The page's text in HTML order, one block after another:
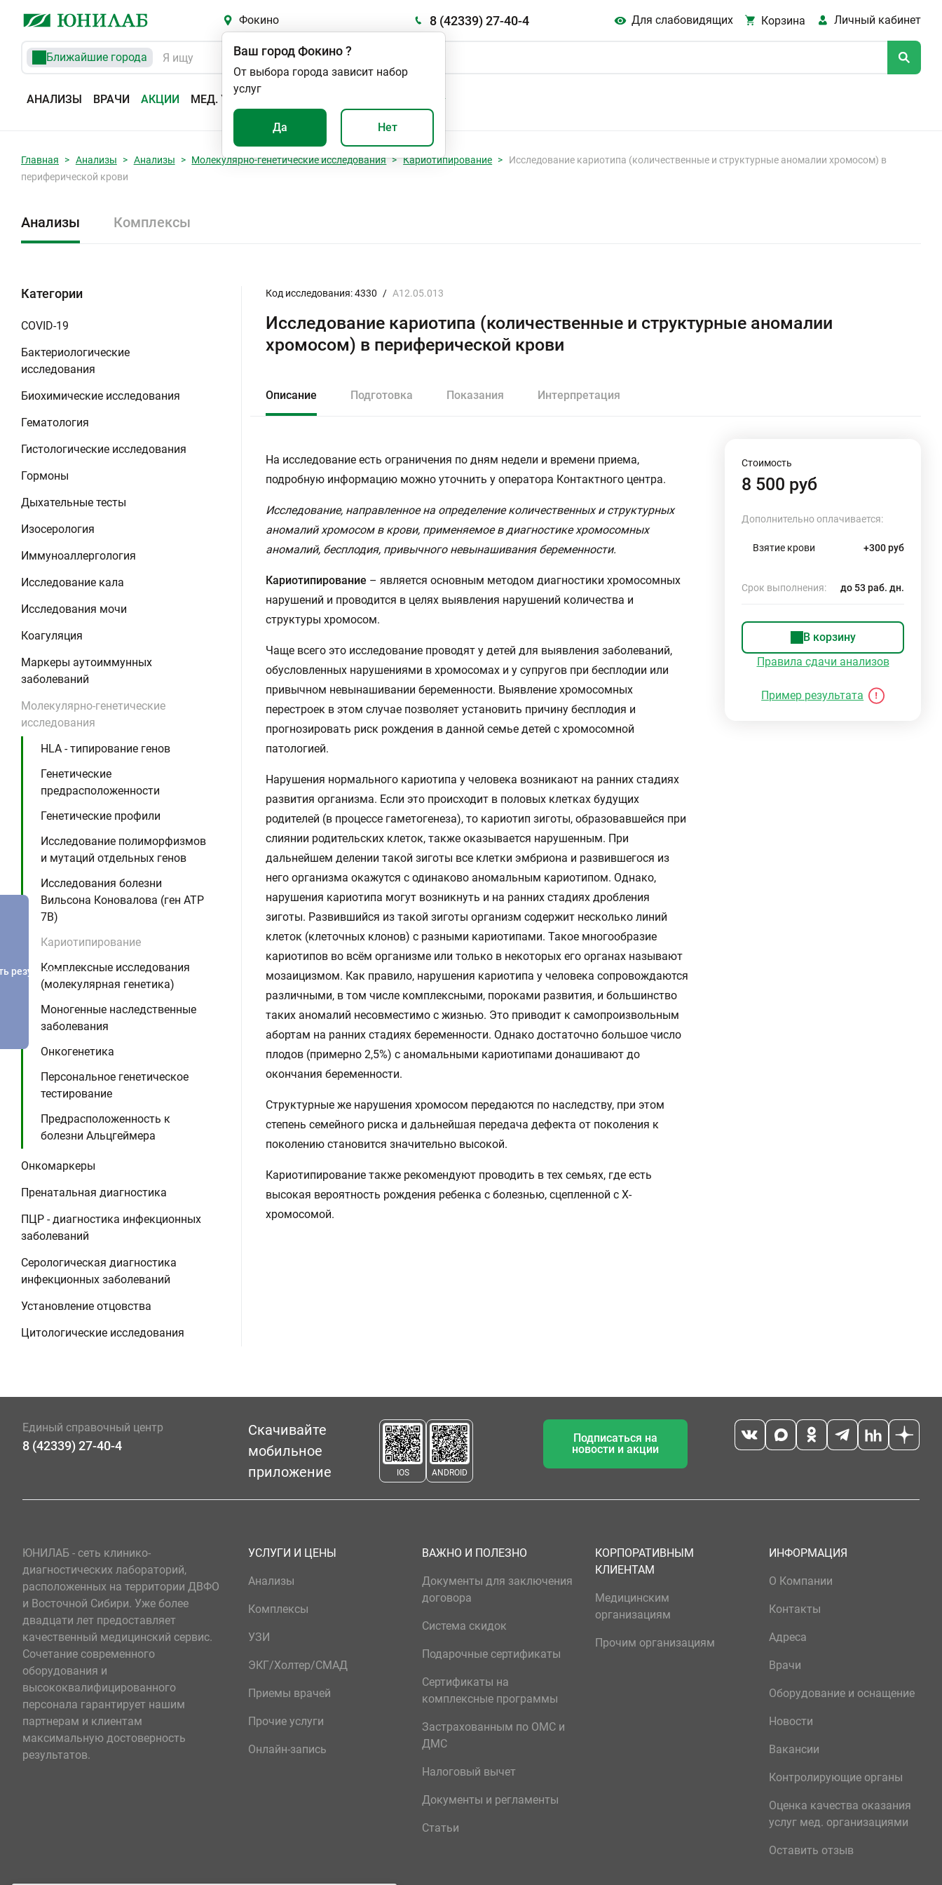
Фокино 8 (42339) 27-40-4 Для слабовидящих Корзина Личный кабинет
Ближайшие города
АНАЛИЗЫ ВРАЧИ АКЦИИ МЕД. УСЛУГИ
Ваш городФокино?
От выбора города зависит набор
услуг
Да Нет
Главная Анализы Анализы Молекулярно-генетические исследования Кариотипирование
Исследование кариотипа (количественные и структурные аномалии хромосом) в
периферической крови
Анализы Комплексы
Категории
COVID-19
Бактериологические
исследования
Биохимические исследования
Гематология
Гистологические исследования
Гормоны
Дыхательные тесты
Изосерология
Иммуноаллергология
Исследование кала
Исследования мочи
Коагуляция
Маркеры аутоиммунных
заболеваний
Молекулярно-генетические
исследования
HLA - типирование генов
Генетические
предрасположенности
Генетические профили
Исследование полиморфизмов
и мутаций отдельных генов
Исследования болезни
Вильсона Коновалова (ген ATP
7B)
Кариотипирование
Комплексные исследования
(молекулярная генетика)
Моногенные наследственные
заболевания
Онкогенетика
Персональное генетическое
тестирование
Предрасположенность к
болезни Альцгеймера
Онкомаркеры
Пренатальная диагностика
ПЦР - диагностика инфекционных
заболеваний
Серологическая диагностика
инфекционных заболеваний
Установление отцовства
Цитологические исследования
Код исследования: 4330 / A12.05.013
Исследование кариотипа (количественные и структурные аномалии
хромосом) в периферической крови
Описание Подготовка Показания Интерпретация
На исследование есть ограничения по дням недели и времени приема,
подробную информацию можно уточнить у оператора Контактного центра.
Исследование, направленное на определение количественных и структурных
аномалий хромосом в крови, применяемое в диагностике хромосомных
аномалий, бесплодия, привычного невынашивания беременности.
Кариотипирование – является основным методом диагностики хромосомных
нарушений и проводится в целях выявления нарушений количества и
структуры хромосом.
Чаще всего это исследование проводят у детей для выявления заболеваний,
обусловленных нарушениями в хромосомах и у супругов при бесплодии или
привычном невынашивании беременности. Выявление хромосомных
перестроек в этом случае позволяет установить причину бесплодия и
прогнозировать риск рождения в данной семье детей с хромосомной
патологией.
Нарушения нормального кариотипа у человека возникают на ранних стадиях
развития организма. Если это происходит в половых клетках будущих
родителей (в процессе гаметогенеза), то кариотип зиготы, образовавшейся при
слиянии родительских клеток, также оказывается нарушенным. При
дальнейшем делении такой зиготы все клетки эмбриона и развившегося из
него организма окажутся с одинаково аномальным кариотипом. Однако,
нарушения кариотипа могут возникнуть и на ранних стадиях дробления
зиготы. Развившийся из такой зиготы организм содержит несколько линий
клеток (клеточных клонов) с разными кариотипами. Такое многообразие
кариотипов во всём организме или только в некоторых его органах называют
мозаицизмом. Как правило, нарушения кариотипа у человека сопровождаются
различными, в том числе комплексными, пороками развития, и большинство
таких аномалий несовместимо с жизнью. Это приводит к самопроизвольным
абортам на ранних стадиях беременности. Однако достаточно большое число
плодов (примерно 2,5%) с аномальными кариотипами донашивают до
окончания беременности.
Структурные же нарушения хромосом передаются по наследству, при этом
степень семейного риска и дальнейшая передача дефекта от поколения к
поколению становится значительно высокой.
Кариотипирование также рекомендуют проводить в тех семьях, где есть
высокая вероятность рождения ребенка с болезнью, сцепленной с Х-
хромосомой.
Стоимость
8 500 руб
Дополнительно оплачивается:
Взятие крови +300 руб
Срок выполнения: до 53 раб. дн.
В корзину
Правила сдачи анализов
Пример результата
результатов
Единый справочный центр
8 (42339) 27-40-4
Скачивайте
мобильное
приложение
IOS ANDROID
Подписаться на
новости и акции
ЮНИЛАБ - сеть клинико-
диагностических лабораторий,
расположенных на территории ДВФО
и Восточной Сибири. Уже более
двадцати лет предоставляет
качественный медицинский сервис.
Сочетание современного
оборудования и
высококвалифицированного
персонала гарантирует нашим
партнерам и клиентам
максимальную достоверность
результатов.
УСЛУГИ И ЦЕНЫ
Анализы
Комплексы
УЗИ
ЭКГ/Холтер/СМАД
Приемы врачей
Прочие услуги
Онлайн-запись
ВАЖНО И ПОЛЕЗНО
Документы для заключения
договора
Система скидок
Подарочные сертификаты
Сертификаты на
комплексные программы
Застрахованным по ОМС и
ДМС
Налоговый вычет
Документы и регламенты
Статьи
КОРПОРАТИВНЫМ
КЛИЕНТАМ
Медицинским
организациям
Прочим организациям
ИНФОРМАЦИЯ
О Компании
Контакты
Адреса
Врачи
Оборудование и оснащение
Новости
Вакансии
Контролирующие органы
Оценка качества оказания
услуг мед. организациями
Оставить отзыв